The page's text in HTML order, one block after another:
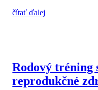
čítať ďalej
Rodový tréning
reprodukčné